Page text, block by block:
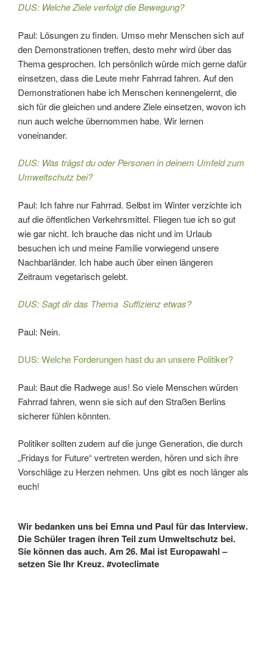
DUS: Welche Ziele verfolgt die Bewegung?
Paul: Lösungen zu finden. Umso mehr Menschen sich auf
den Demonstrationen treffen, desto mehr wird über das
Thema gesprochen. Ich persönlich würde mich gerne dafür
einsetzen, dass die Leute mehr Fahrrad fahren. Auf den
Demonstrationen habe ich Menschen kennengelernt, die
sich für die gleichen und andere Ziele einsetzen, wovon ich
nun auch welche übernommen habe. Wir lernen
voneinander.
DUS: Was trägst du oder Personen in deinem Umfeld zum
Umweltschutz bei?
Paul: Ich fahre nur Fahrrad. Selbst im Winter verzichte ich
auf die öffentlichen Verkehrsmittel. Fliegen tue ich so gut
wie gar nicht. Ich brauche das nicht und im Urlaub
besuchen ich und meine Familie vorwiegend unsere
Nachbarländer. Ich habe auch über einen längeren
Zeitraum vegetarisch gelebt.
DUS: Sagt dir das Thema Suffizienz etwas?
Paul: Nein.
DUS: Welche Forderungen hast du an unsere Politiker?
Paul: Baut die Radwege aus! So viele Menschen würden
Fahrrad fahren, wenn sie sich auf den Straßen Berlins
sicherer fühlen könnten.
Politiker sollten zudem auf die junge Generation, die durch
„Fridays for Future“ vertreten werden, hören und sich ihre
Vorschläge zu Herzen nehmen. Uns gibt es noch länger als
euch!
Wir bedanken uns bei Emna und Paul für das Interview.
Die Schüler tragen ihren Teil zum Umweltschutz bei.
Sie können das auch. Am 26. Mai ist Europawahl –
setzen Sie Ihr Kreuz. #voteclimate